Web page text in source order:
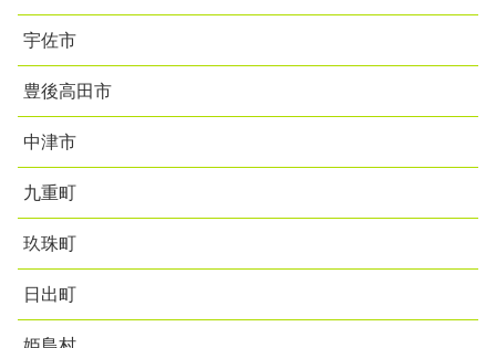
宇佐市
豊後高田市
中津市
九重町
玖珠町
日出町